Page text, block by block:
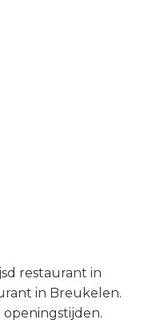
restaurant in
in Breukelen.
openingstijden.